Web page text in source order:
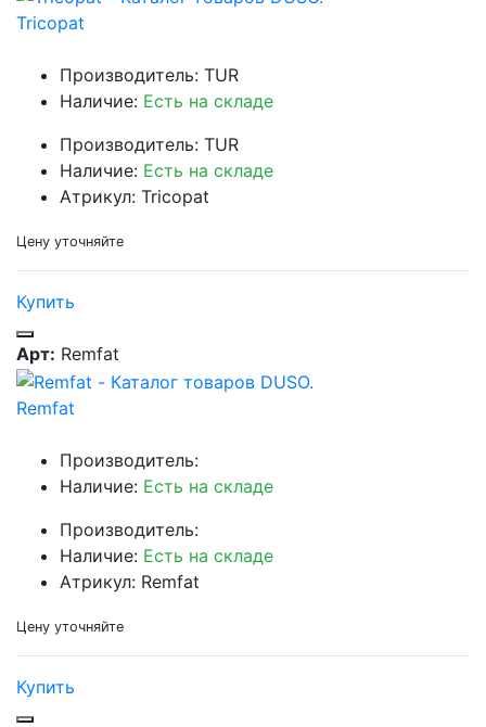
Tricopat
Производитель: TUR
Наличие: Есть на складе
Производитель: TUR
Наличие: Есть на складе
Атрикул: Tricopat
Цену уточняйте
Купить
Арт: Remfat
Remfat
Производитель:
Наличие: Есть на складе
Производитель:
Наличие: Есть на складе
Атрикул: Remfat
Цену уточняйте
Купить